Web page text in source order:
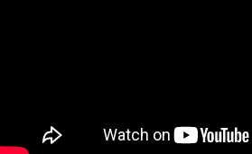
付款後7-11取貨